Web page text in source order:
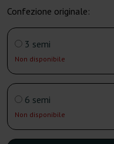
Confezione originale:
3 semi
Non disponibile
6 semi
Non disponibile